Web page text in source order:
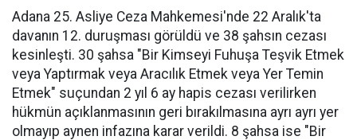
Adana 25. Asliye Ceza Mahkemesi'nde 22 Aralık'ta
davanın 12. duruşması görüldü ve 38 şahsın cezası
kesinleşti. 30 şahsa "Bir Kimseyi Fuhuşa Teşvik Etmek
veya Yaptırmak veya Aracılık Etmek veya Yer Temin
Etmek" suçundan 2 yıl 6 ay hapis cezası verilirken
hükmün açıklanmasının geri bırakılmasına ayrı ayrı yer
olmayıp aynen infazına karar verildi. 8 şahsa ise "Bir